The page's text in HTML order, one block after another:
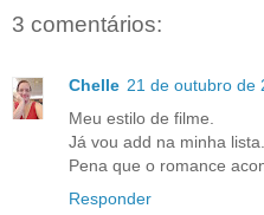
3 comentários:
Chelle 21 de outubro de
Meu estilo de filme.
Já vou add na minha lista.
Pena que o romance
Responder